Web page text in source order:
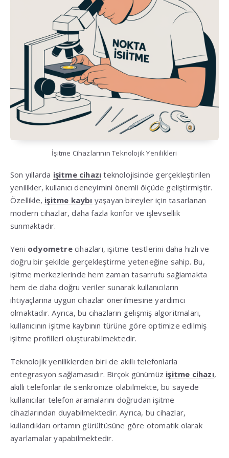
İşitme Cihazlarının Teknolojik Yenilikleri
Son yıllarda işitme cihazı teknolojisinde gerçekleştirilen
yenilikler, kullanıcı deneyimini önemli ölçüde geliştirmiştir.
Özellikle, işitme kaybı yaşayan bireyler için tasarlanan
modern cihazlar, daha fazla konfor ve işlevsellik
sunmaktadır.
Yeni odyometrecihazları, işitme testlerini daha hızlı ve
doğru bir şekilde gerçekleştirme yeteneğine sahip. Bu,
işitme merkezlerinde hem zaman tasarrufu sağlamakta
hem de daha doğru veriler sunarak kullanıcıların
ihtiyaçlarına uygun cihazlar önerilmesine yardımcı
olmaktadır. Ayrıca, bu cihazların gelişmiş algoritmaları,
kullanıcının işitme kaybının türüne göre optimize edilmiş
işitme profilleri oluşturabilmektedir.
Teknolojik yeniliklerden biri de akıllı telefonlarla
entegrasyon sağlamasıdır. Birçok günümüz işitme cihazı,
akıllı telefonlar ile senkronize olabilmekte, bu sayede
kullanıcılar telefon aramalarını doğrudan işitme
cihazlarından duyabilmektedir. Ayrıca, bu cihazlar,
kullandıkları ortamın gürültüsüne göre otomatik olarak
ayarlamalar yapabilmektedir.